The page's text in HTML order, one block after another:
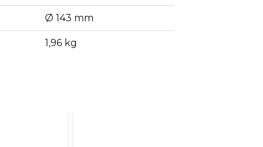
Ø 143 mm
1,96 kg